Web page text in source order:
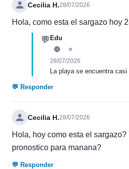
Cecilia H.28/07/2026
Hola, como esta el sargazo hoy
💬 Edu
🔵
⭐
28/07/2026
La playa se encuentra casi
💬 Responder
Cecilia H.28/07/2026
Hola, hoy como esta el sargazo?
pronostico para manana?
💬 Responder